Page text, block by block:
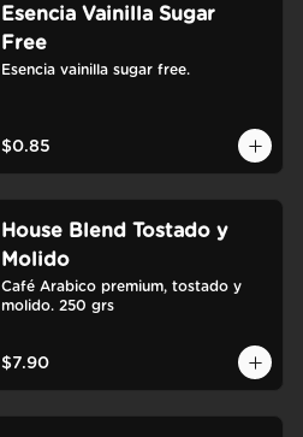
Esencia Vainilla Sugar
Free
Esencia vainilla sugar free.
$0.85
House Blend Tostado y
Molido
Café Arabico premium, tostado y
molido. 250 grs
$7.90